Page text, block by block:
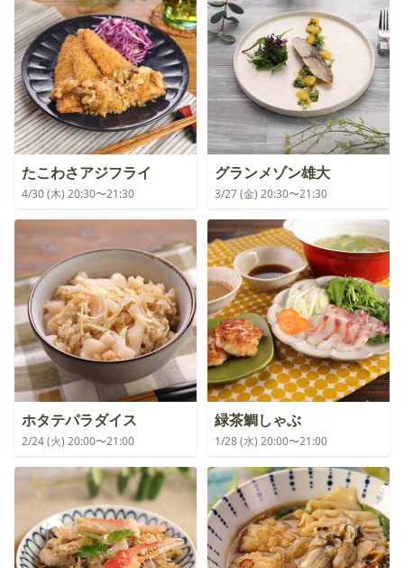
たこわさアジフライ
4/30 (木) 20:30〜21:30
グランメゾン雄大
3/27 (金) 20:30〜21:30
ホタテパラダイス
2/24 (火) 20:00〜21:00
緑茶鯛しゃぶ
1/28 (水) 20:00〜21:00